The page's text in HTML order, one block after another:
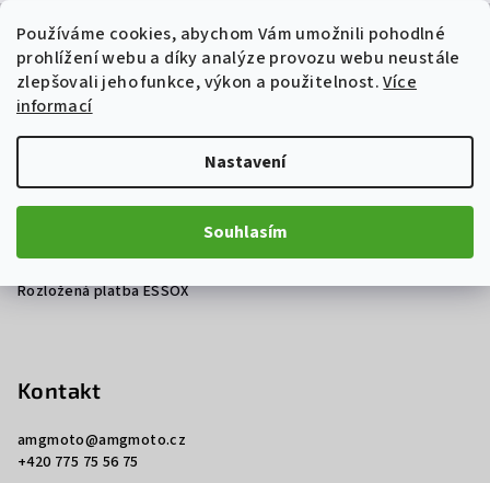
Používáme cookies, abychom Vám umožnili pohodlné
prohlížení webu a díky analýze provozu webu neustále
zlepšovali jeho funkce, výkon a použitelnost.Více
informací
Nastavení
Souhlasím
Z
Informace pro vás
Obchodní podmínky
Podmínky ochrany osobních údajů
Nákup na splátky ESSOX
Rozložená platba ESSOX
Kontakt
amgmoto@amgmoto.cz
+420 775 75 56 75